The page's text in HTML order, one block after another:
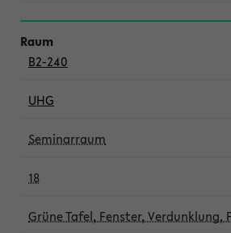
B2-240
UHG
Seminarraum
18
Grüne Tafel, Fenster, Verdunklung,